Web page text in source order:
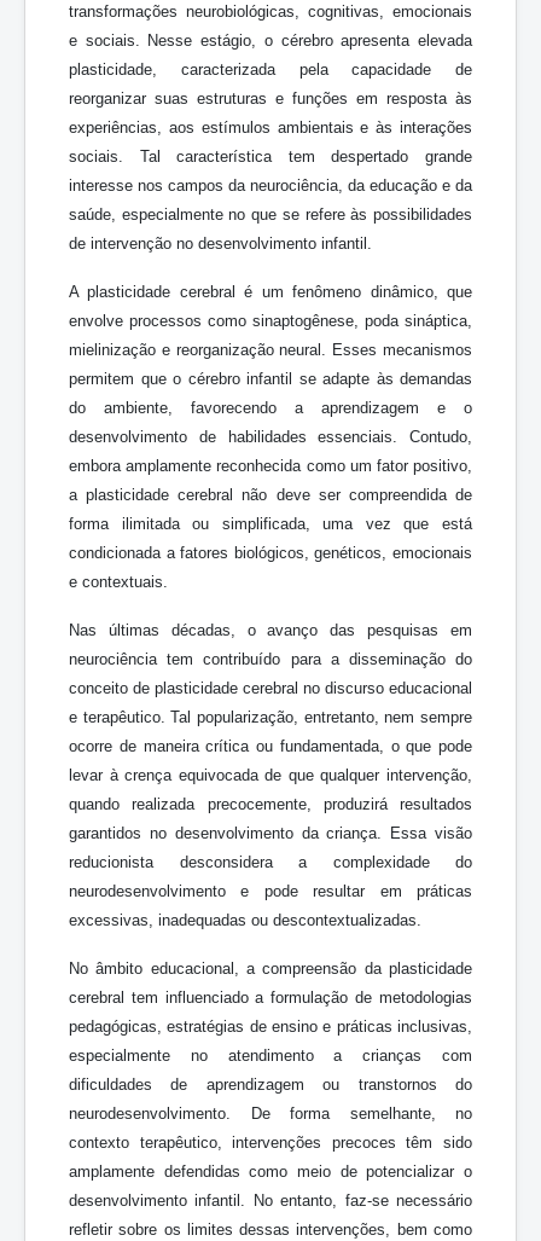
transformações neurobiológicas, cognitivas, emocionais
e sociais. Nesse estágio, o cérebro apresenta elevada
plasticidade, caracterizada pela capacidade de
reorganizar suas estruturas e funções em resposta às
experiências, aos estímulos ambientais e às interações
sociais. Tal característica tem despertado grande
interesse nos campos da neurociência, da educação e da
saúde, especialmente no que se refere às possibilidades
de intervenção no desenvolvimento infantil.
A plasticidade cerebral é um fenômeno dinâmico, que
envolve processos como sinaptogênese, poda sináptica,
mielinização e reorganização neural. Esses mecanismos
permitem que o cérebro infantil se adapte às demandas
do ambiente, favorecendo a aprendizagem e o
desenvolvimento de habilidades essenciais. Contudo,
embora amplamente reconhecida como um fator positivo,
a plasticidade cerebral não deve ser compreendida de
forma ilimitada ou simplificada, uma vez que está
condicionada a fatores biológicos, genéticos, emocionais
e contextuais.
Nas últimas décadas, o avanço das pesquisas em
neurociência tem contribuído para a disseminação do
conceito de plasticidade cerebral no discurso educacional
e terapêutico. Tal popularização, entretanto, nem sempre
ocorre de maneira crítica ou fundamentada, o que pode
levar à crença equivocada de que qualquer intervenção,
quando realizada precocemente, produzirá resultados
garantidos no desenvolvimento da criança. Essa visão
reducionista desconsidera a complexidade do
neurodesenvolvimento e pode resultar em práticas
excessivas, inadequadas ou descontextualizadas.
No âmbito educacional, a compreensão da plasticidade
cerebral tem influenciado a formulação de metodologias
pedagógicas, estratégias de ensino e práticas inclusivas,
especialmente no atendimento a crianças com
dificuldades de aprendizagem ou transtornos do
neurodesenvolvimento. De forma semelhante, no
contexto terapêutico, intervenções precoces têm sido
amplamente defendidas como meio de potencializar o
desenvolvimento infantil. No entanto, faz-se necessário
refletir sobre os limites dessas intervenções, bem como